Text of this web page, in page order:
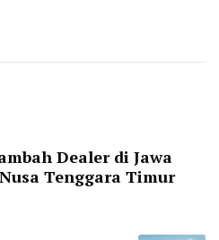
Dealer di Jawa
Tenggara Timur